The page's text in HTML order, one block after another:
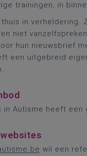
trainingen, in
thuis in verheldering.
niet
hun nieuwsbrief
een uitgebreid
in Autisme heeft een
wil een